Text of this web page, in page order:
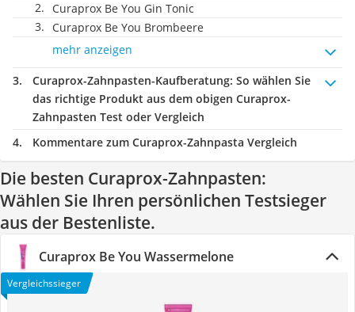
Curaprox Be You Gin Tonic
Curaprox Be You Brombeere
mehr anzeigen
Curaprox-Zahnpasten-Kaufberatung: So wählen Sie
das richtige Produkt aus dem obigen Curaprox-
Zahnpasten Test oder Vergleich
Kommentare zum Curaprox-Zahnpasta Vergleich
Die besten Curaprox-Zahnpasten:
Wählen Sie Ihren persönlichen Testsieger
aus der Bestenliste.
Curaprox Be You Wassermelone
Vergleichssieger